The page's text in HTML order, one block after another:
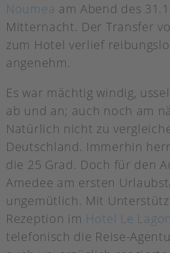
Noumea am Abend des
Mitternacht. Der Transfer
zum Hotel verlief
angenehm.
Es war mächtig windig,
ab und an; auch noch am
Natürlich nicht zu
Deutschland. Immerhin
die 25 Grad. Doch für den
Amedee am ersten
ungemütlich. Mit
Rezeption im Hotel Le Lagon
telefonisch die Reise-